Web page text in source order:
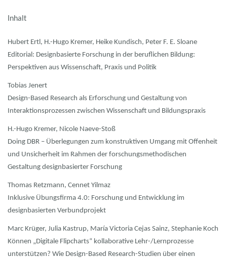
Inhalt
Hubert Ertl, H.-Hugo Kremer, Heike Kundisch, Peter F. E. Sloane
Editorial: Designbasierte Forschung in der beruflichen Bildung:
Perspektiven aus Wissenschaft, Praxis und Politik
Tobias Jenert
Design-Based Research als Erforschung und Gestaltung von
Interaktionsprozessen zwischen Wissenschaft und Bildungspraxis
H.-Hugo Kremer, Nicole Naeve-Stoß
Doing DBR – Überlegungen zum konstruktiven Umgang mit Offenheit
und Unsicherheit im Rahmen der forschungsmethodischen
Gestaltung designbasierter Forschung
Thomas Retzmann, Cennet Yilmaz
Inklusive Übungsfirma 4.0: Forschung und Entwicklung im
designbasierten Verbundprojekt
Marc Krüger, Julia Kastrup, María Victoria Cejas Sainz, Stephanie Koch
Können „Digitale Flipcharts“ kollaborative Lehr-/Lernprozesse
unterstützen? Wie Design-Based Research-Studien über einen